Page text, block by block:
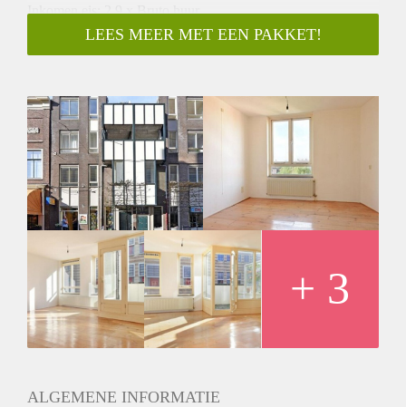
Inkomen eis: 2,9 x Bruto huur
Garantiestelling mogelijk: Ja
Borg: 1 Maand
Huisdieren toegestaan: Afhankelijk van de Eigenaar
Huurtoeslag grens: Nee
Geschikt voor studenten: Afhankelijk van de Eigenaar
LEES MEER MET EEN PAKKET!
+ 3
ALGEMENE INFORMATIE